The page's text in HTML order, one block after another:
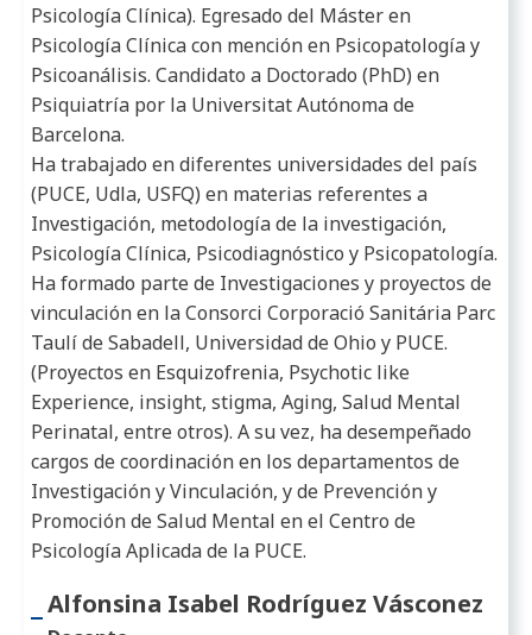
Psicología Clínica). Egresado del Máster en
Psicología Clínica con mención en Psicopatología y
Psicoanálisis. Candidato a Doctorado (PhD) en
Psiquiatría por la Universitat Autónoma de
Barcelona.
Ha trabajado en diferentes universidades del país
(PUCE, Udla, USFQ) en materias referentes a
Investigación, metodología de la investigación,
Psicología Clínica, Psicodiagnóstico y Psicopatología.
Ha formado parte de Investigaciones y proyectos de
vinculación en la Consorci Corporació Sanitária Parc
Taulí de Sabadell, Universidad de Ohio y PUCE.
(Proyectos en Esquizofrenia, Psychotic like
Experience, insight, stigma, Aging, Salud Mental
Perinatal, entre otros). A su vez, ha desempeñado
cargos de coordinación en los departamentos de
Investigación y Vinculación, y de Prevención y
Promoción de Salud Mental en el Centro de
Psicología Aplicada de la PUCE.
Alfonsina Isabel Rodríguez Vásconez